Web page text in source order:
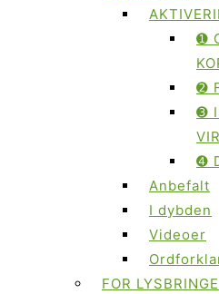
➊
➋
➌
➍
Anbefalt
I dybden
Videoer
FOR